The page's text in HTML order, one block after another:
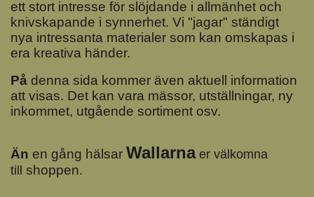
ett stort intresse för slöjdande i allmänhet och
knivskapande i synnerhet. Vi "jagar" ständigt
nya intressanta materialer som kan omskapas i
era kreativa händer.
På denna sida kommer även aktuell information
att visas. Det kan vara mässor, utställningar, ny
inkommet, utgående sortiment osv.
Än en gång hälsar Wallarnaer välkomna
till shoppen.